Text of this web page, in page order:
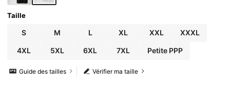
Taille
S M L XL XXL XXXL
4XL 5XL 6XL 7XL Petite PPP
Vérifier ma taille
Guide des tailles